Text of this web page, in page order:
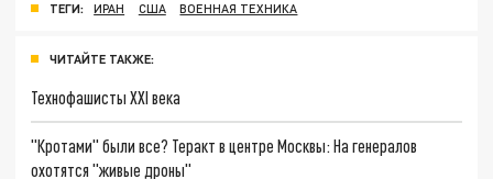
ТЕГИ: ИРАН США ВОЕННАЯ ТЕХНИКА
ЧИТАЙТЕ ТАКЖЕ:
Технофашисты XXI века
"Кротами" были все? Теракт в центре Москвы: На генералов
охотятся "живые дроны"